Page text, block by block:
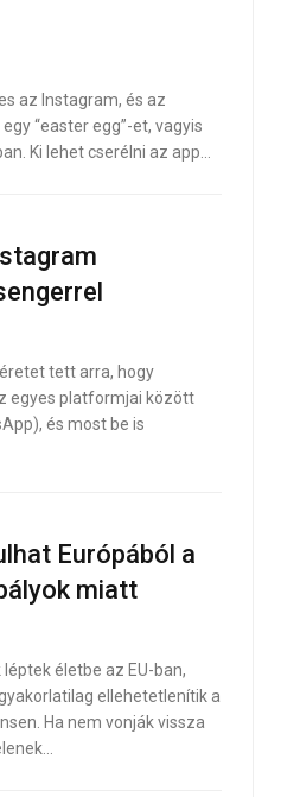
az Instagram, és az
“easter egg”-et, vagyis
Ki lehet cserélni az app…
tett arra, hogy
egyes platformjai között
és most be is
Európából a
miatt
életbe az EU-ban,
ellehetetlenítik a
Ha nem vonják vissza